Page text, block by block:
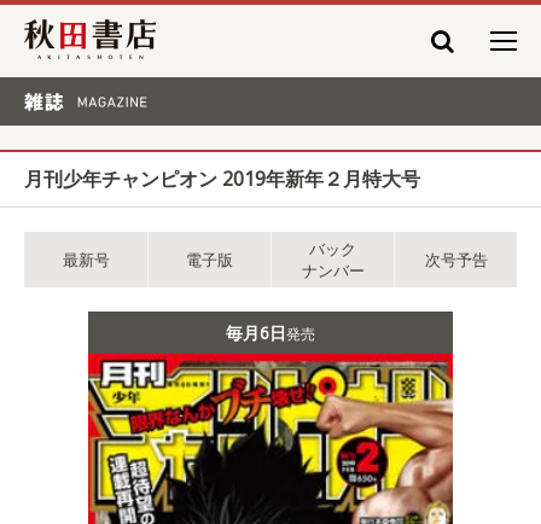
秋田書店
月刊少年チャンピオン 2019年新年２月特大号
最新号 電子版
バック
ナンバー
次号予告
毎月6日発売